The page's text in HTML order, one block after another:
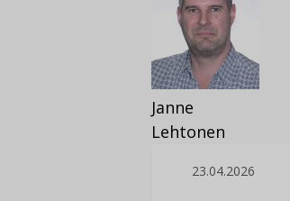
Janne
Lehtonen
23.04.2026